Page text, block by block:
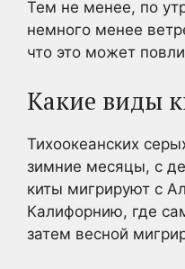
Тем не менее, по
немного менее
что это может
Какие виды
Тихоокеанских
зимние месяцы, с
киты мигрируют с
Калифорнию, где
затем весной